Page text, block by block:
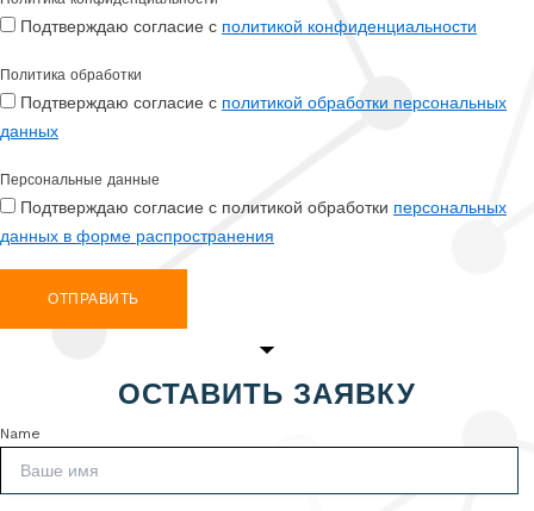
Подтверждаю согласие с политикой конфиденциальности
Политика обработки
Подтверждаю согласие с политикой обработки персональных
данных
Персональные данные
Подтверждаю согласие с политикой обработки персональных
данных в форме распространения
ОТПРАВИТЬ
ОСТАВИТЬ ЗАЯВКУ
Name